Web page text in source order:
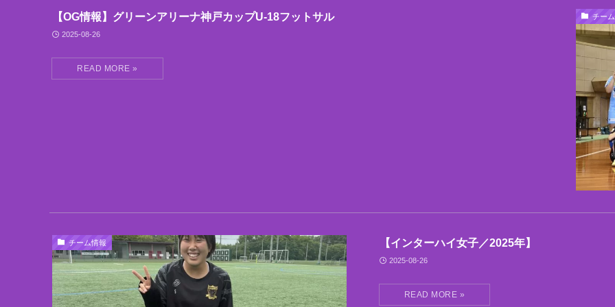
チー
【OG情報】グリーンアリーナ神戸カップU-18フットサル
2025-08-26
チーム情報 【インターハイ女子／2025年】
2025-08-26